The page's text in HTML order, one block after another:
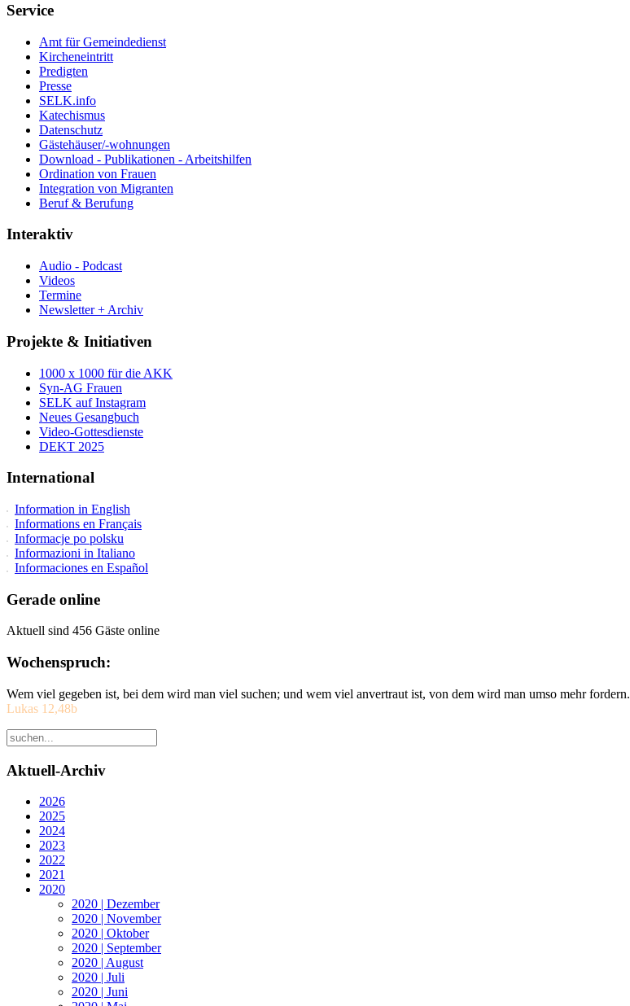
Service
Amt für Gemeindedienst
Kircheneintritt
Predigten
Presse
SELK.info
Katechismus
Datenschutz
Gästehäuser/-wohnungen
Download - Publikationen - Arbeitshilfen
Ordination von Frauen
Integration von Migranten
Beruf & Berufung
Interaktiv
Audio - Podcast
Videos
Termine
Newsletter + Archiv
Projekte & Initiativen
1000 x 1000 für die AKK
Syn-AG Frauen
SELK auf Instagram
Neues Gesangbuch
Video-Gottesdienste
DEKT 2025
International
Information in English
Informations en Français
Informacje po polsku
Informazioni in Italiano
Informaciones en Español
Gerade online
Aktuell sind 456 Gäste online
Wochenspruch:
Wem viel gegeben ist, bei dem wird man viel suchen; und wem viel anvertraut ist, von dem wird man umso mehr fordern.
Lukas 12,48b
Aktuell-Archiv
2026
2025
2024
2023
2022
2021
2020
2020 | Dezember
2020 | November
2020 | Oktober
2020 | September
2020 | August
2020 | Juli
2020 | Juni